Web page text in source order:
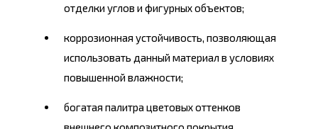
отделки углов и фигурных объектов;
коррозионная устойчивость, позволяющая
использовать данный материал в условиях
повышенной влажности;
богатая палитра цветовых оттенков